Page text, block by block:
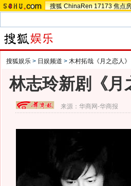
搜狐 ChinaRen 17173 焦点
搜狐娱乐 > 日娱频道 > 木村拓哉《月之恋人》
林志玲新剧《月
来源： 华商网-华商报